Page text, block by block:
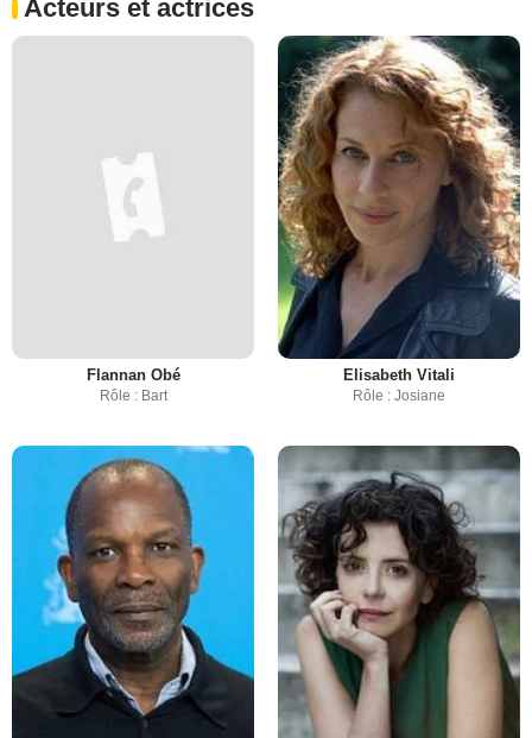
Acteurs et actrices
Flannan Obé
Rôle : Bart
Elisabeth Vitali
Rôle : Josiane